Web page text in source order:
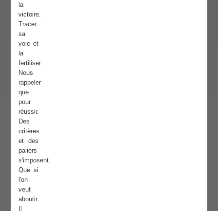
la
victoire.
Tracer
sa
voie et
la
fertiliser.
Nous
rappeler
que
pour
réussir.
Des
critères
et des
paliers
s'imposent.
Que si
l'on
veut
aboutir.